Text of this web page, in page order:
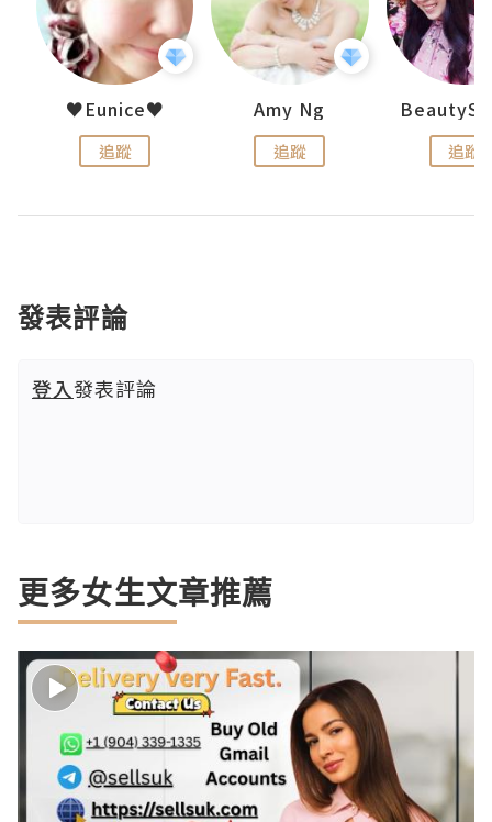
♥Eunice♥
追蹤
Amy Ng
追蹤 追蹤
發表評論
登入發表評論
更多女生文章推薦